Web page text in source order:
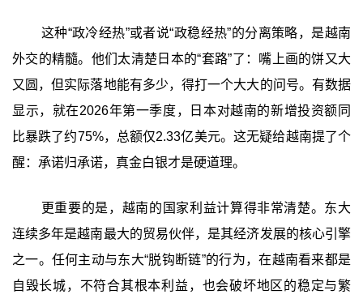
这种“政冷经热”或者说“政稳经热”的分离策略，是越南
外交的精髓。他们太清楚日本的“套路”了：嘴上画的饼又大
又圆，但实际落地能有多少，得打一个大大的问号。有数据
显示，就在2026年第一季度，日本对越南的新增投资额同
比暴跌了约75%，总额仅2.33亿美元。这无疑给越南提了个
醒：承诺归承诺，真金白银才是硬道理。
更重要的是，越南的国家利益计算得非常清楚。东大
连续多年是越南最大的贸易伙伴，是其经济发展的核心引擎
之一。任何主动与东大“脱钩断链”的行为，在越南看来都是
自毁长城，不符合其根本利益，也会破坏地区的稳定与繁